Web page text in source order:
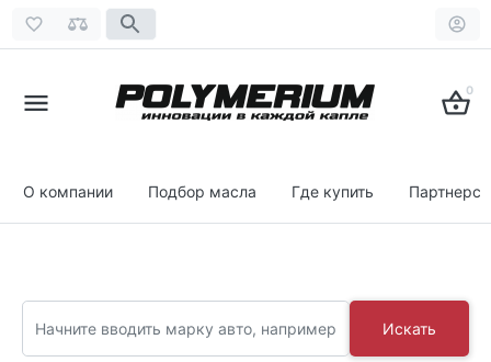
0
О компании Подбор масла Где купить
Искать